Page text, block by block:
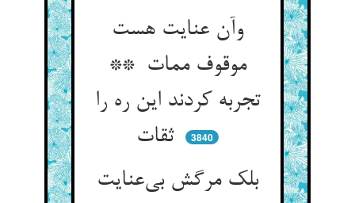
وآن عنایت هست
موقوف ممات **
تجربه کردند این ره را
3840
بلک مرگش بی‌عنایت